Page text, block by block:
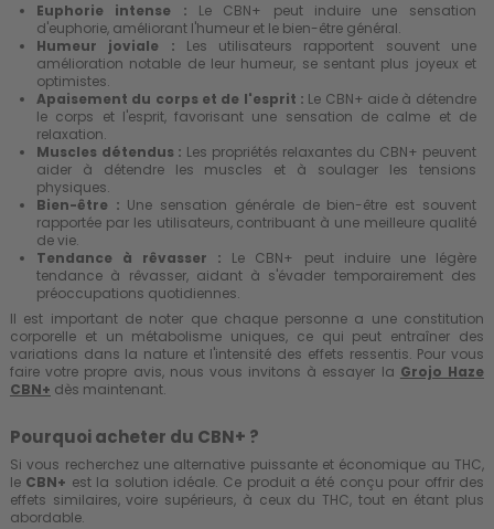
Euphorie intense : Le CBN+ peut induire une sensation
d'euphorie, améliorant l'humeur et le bien-être général.
Humeur joviale : Les utilisateurs rapportent souvent une
amélioration notable de leur humeur, se sentant plus joyeux et
optimistes.
Apaisement du corps et de l'esprit : Le CBN+ aide à détendre
le corps et l'esprit, favorisant une sensation de calme et de
relaxation.
Muscles détendus : Les propriétés relaxantes du CBN+ peuvent
aider à détendre les muscles et à soulager les tensions
physiques.
Bien-être : Une sensation générale de bien-être est souvent
rapportée par les utilisateurs, contribuant à une meilleure qualité
de vie.
Tendance à rêvasser : Le CBN+ peut induire une légère
tendance à rêvasser, aidant à s'évader temporairement des
préoccupations quotidiennes.
Il est important de noter que chaque personne a une constitution
corporelle et un métabolisme uniques, ce qui peut entraîner des
variations dans la nature et l'intensité des effets ressentis. Pour vous
faire votre propre avis, nous vous invitons à essayer la Grojo Haze
CBN+ dès maintenant.
Pourquoi acheter du CBN+ ?
Si vous recherchez une alternative puissante et économique au THC,
le CBN+ est la solution idéale. Ce produit a été conçu pour offrir des
effets similaires, voire supérieurs, à ceux du THC, tout en étant plus
abordable.